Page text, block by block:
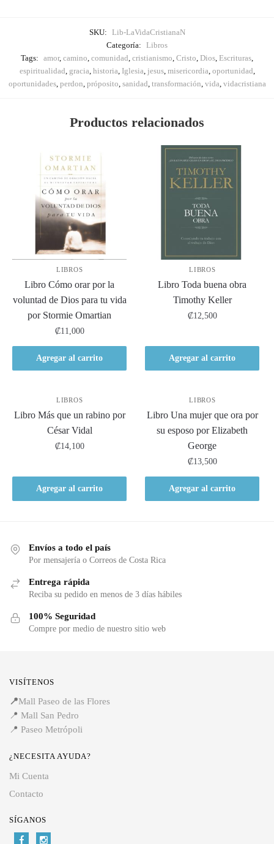
SKU: Lib-LaVidaCristianaN
Categoría: Libros
Tags: amor, camino, comunidad, cristianismo, Cristo, Dios, Escrituras,
espiritualidad, gracia, historia, Iglesia, jesus, misericordia, oportunidad,
oportunidades, perdon, próposito, sanidad, transformación, vida, vidacristiana
Productos relacionados
LIBROS
Libro Cómo orar por la
voluntad de Dios para tu vida
por Stormie Omartian
₡11,000
Agregar al carrito
LIBROS
Libro Toda buena obra
Timothy Keller
₡12,500
Agregar al carrito
LIBROS
Libro Más que un rabino por
César Vidal
₡14,100
Agregar al carrito
LIBROS
Libro Una mujer que ora por
su esposo por Elizabeth
George
₡13,500
Agregar al carrito
Envíos a todo el país
Por mensajería o Correos de Costa Rica
Entrega rápida
Reciba su pedido en menos de 3 días hábiles
100% Seguridad
Compre por medio de nuestro sitio web
VISÍTENOS
📍Mall Paseo de las Flores
📍 Mall San Pedro
📍 Paseo Metrópoli
¿NECESITA AYUDA?
Mi Cuenta
Contacto
SÍGANOS